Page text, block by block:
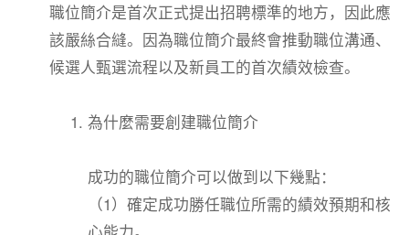
職位簡介是首次正式提出招聘標準的地方，因此應
該嚴絲合縫。因為職位簡介最終會推動職位溝通、
候選人甄選流程以及新員工的首次績效檢查。
為什麼需要創建職位簡介
成功的職位簡介可以做到以下幾點：
（1）確定成功勝任職位所需的績效預期和核